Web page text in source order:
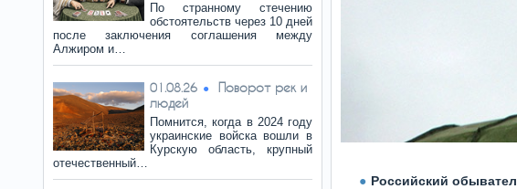
По странному стечению
обстоятельств через 10 дней
после заключения соглашения между
Алжиром и…
01.08.26
Поворот рек и
людей
Помнится, когда в 2024 году
украинские войска вошли в
Курскую область, крупный
отечественный…
Российский